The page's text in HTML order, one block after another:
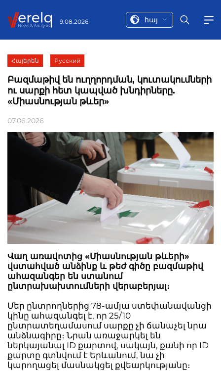
9.08.2026 հայ
Հայերեն Русский
Բազմաթիվ են ուղղորդման, կուտակումների
ու սարքի հետ կապված խնդիրները.
«Միասնության թևեր»
07.06.2026
Վաղ առավոտից «Միասնության թևերի»
վստահված անձինք և թեժ գիծը բազմաթիվ
ահազանգեր են ստանում
ընտրախախտումների վերաբերյալ։
Մեր ընտրողներից 78-ամյա ստեփանավանցի
կինը ահազանգել է, որ 25/10
ընտրատեղամասում սարքը չի ճանաչել նրա
անձնագիրը։ Նրան առաջարկել են
ներկայանալ ID քարտով, սակայն, քանի որ ID
քարտը գտնվում է Երևանում, նա չի
կարողացել մասնակցել քվեարկությանը։